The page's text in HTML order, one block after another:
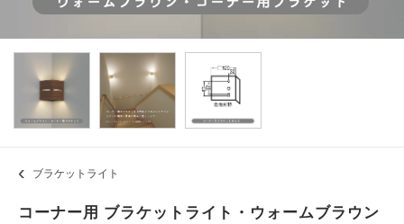
ブラケットライト
コーナー用 ブラケットライト・ウォームブラウン